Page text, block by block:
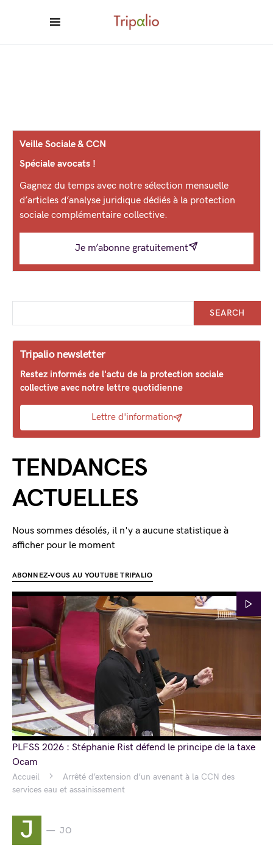
Accueil
Arrêté d’extension d’un avenant à la CCN des
services eau et assainissement
J JO
Veille Sociale & CCN
Spéciale avocats !
Gagnez du temps avec notre sélection mensuelle
d’articles d’analyse juridique dédiés à la protection
sociale complémentaire collective.
Je m’abonne gratuitement
SEARCH
Tripalio newsletter
Restez informés de l'actu de la protection sociale
collective avec notre lettre quotidienne
Lettre d'information
TENDANCES
ACTUELLES
Nous sommes désolés, il n'y a aucune statistique à
afficher pour le moment
ABONNEZ-VOUS AU YOUTUBE TRIPALIO
PLFSS 2026 : Stéphanie Rist défend le principe de la taxe
Ocam